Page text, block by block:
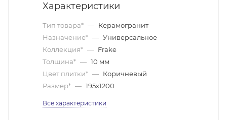
Характеристики
Тип товара* — Керамогранит
Назначение* — Универсальное
Коллекция* — Frake
Толщина* — 10 мм
Цвет плитки* — Коричневый
Размер* — 195х1200
Все характеристики